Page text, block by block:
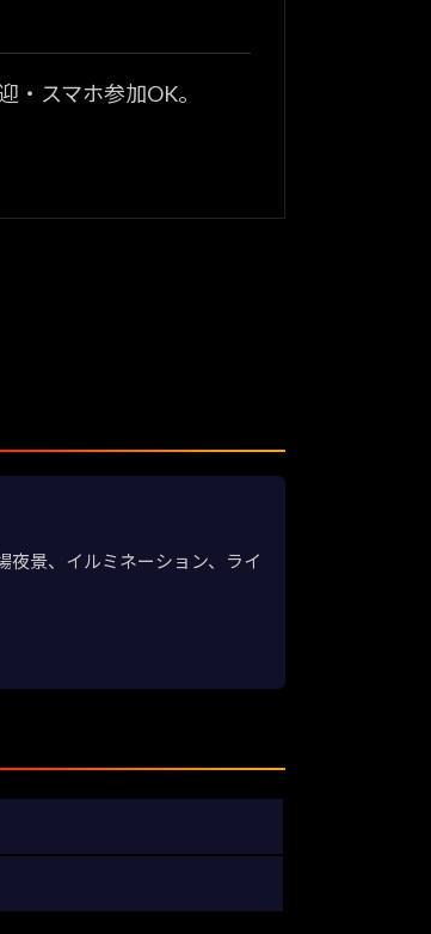
スマホ参加OK。
夜景、イルミネーション、ライ